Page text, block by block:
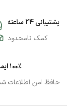
پشتیبانی 24 ساعته
کمک نامحدود
۱۰۰٪ ایمن
حافظ امن اطلاعات